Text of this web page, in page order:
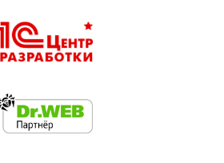
Datortehnikas apkalpošana
"Eļmi" SIA
web lapu izstrāde
mājas lapu veidošana